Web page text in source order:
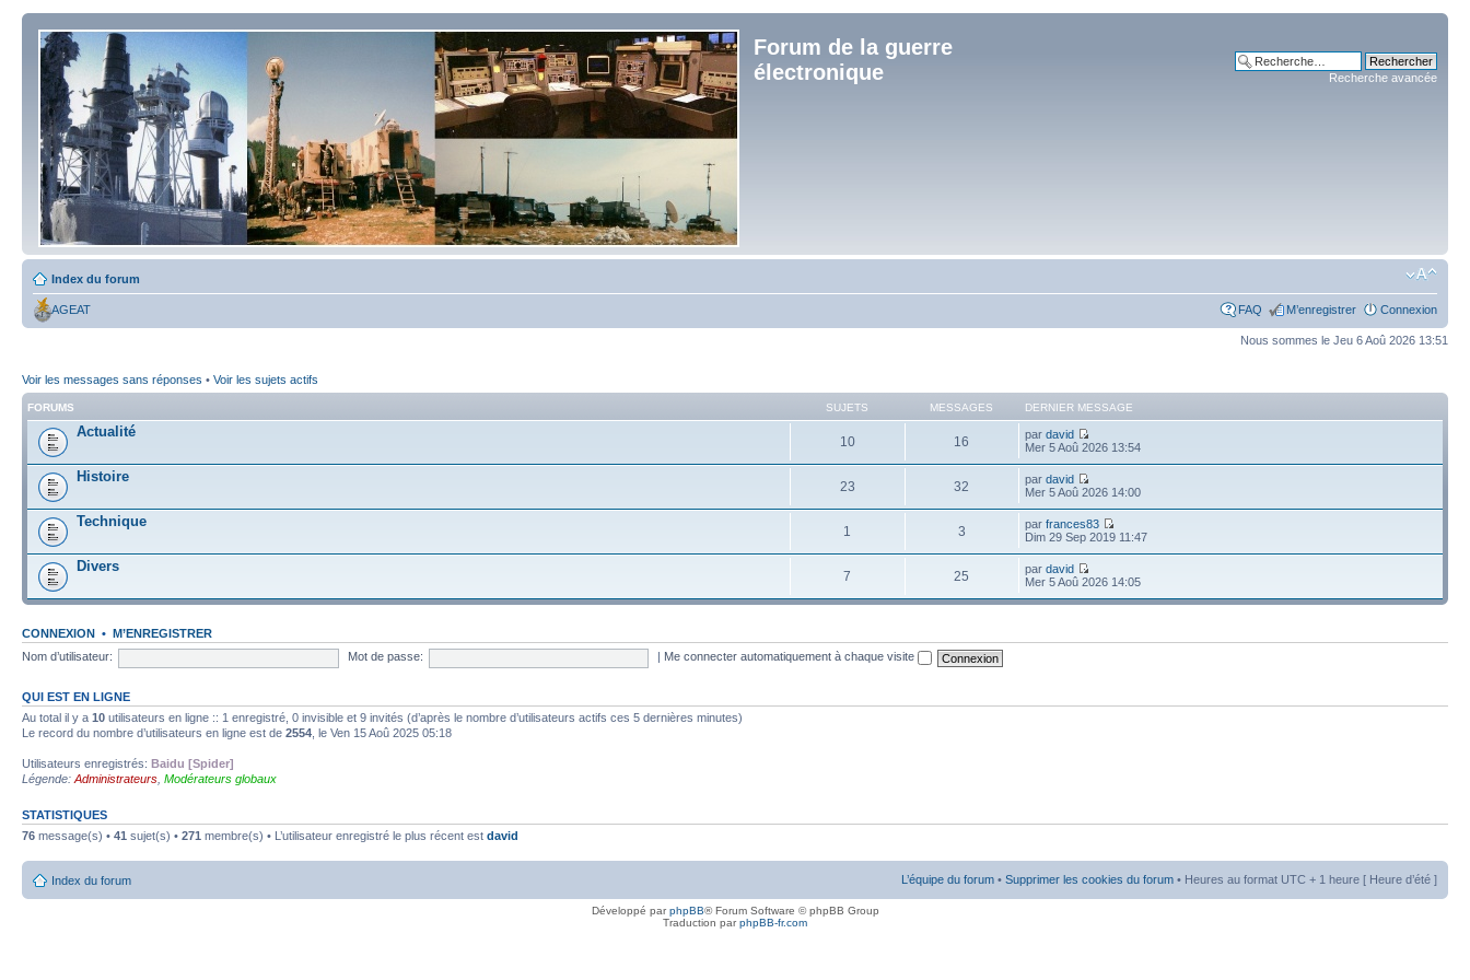
Forum de la guerre
électronique
Recherche avancée
Index du forum
AGEAT FAQ M’enregistrer Connexion
Nous sommes le Jeu 6 Aoû 2026 13:51
Voir les messages sans réponses • Voir les sujets actifs
FORUMS SUJETS MESSAGES DERNIER MESSAGE
Actualité
10 16 pardavid
Mer 5 Aoû 2026 13:54
Histoire
23 32 pardavid
Mer 5 Aoû 2026 14:00
Technique
1 3 parfrances83
Dim 29 Sep 2019 11:47
Divers
7 25 pardavid
Mer 5 Aoû 2026 14:05
CONNEXION • M’ENREGISTRER
Nom d’utilisateur:
Mot de passe: Me connecter automatiquement à chaque visite
QUI EST EN LIGNE
Au total il y a 10 utilisateurs en ligne :: 1 enregistré, 0 invisible et 9 invités (d’après le nombre d’utilisateurs actifs ces 5 dernières minutes)
Le record du nombre d’utilisateurs en ligne est de 2554 , le Ven 15 Aoû 2025 05:18
Utilisateurs enregistrés: Baidu [Spider]
Légende: Administrateurs Modérateurs globaux
STATISTIQUES
76 message(s) • 41 sujet(s) • 271 membre(s) • L’utilisateur enregistré le plus récent est david
Index du forum L’équipe du forum • Supprimer les cookies du forum • Heures au format UTC + 1 heure [ Heure d’été ]
Développé parphpBB® Forum Software © phpBB Group
Traduction parphpBB-fr.com